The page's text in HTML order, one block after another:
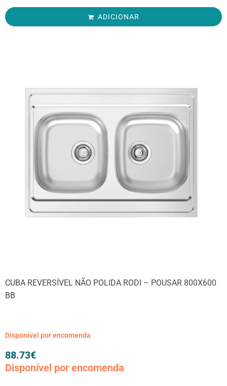
ADICIONAR
CUBA REVERSÍVEL NÃO POLIDA RODI – POUSAR 800X600
BB
Disponível por encomenda
88.73€
Disponível por encomenda